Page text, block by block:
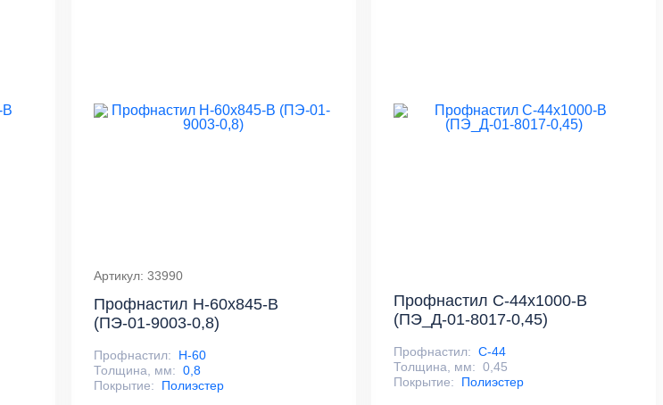
Артикул: 33990
Профнастил Н-60x845-B
(ПЭ-01-9003-0,8)
Профнастил:
Н-60
Толщина, мм: 0,8
Покрытие:
Полиэстер
Профнастил С-44x1000-B
(ПЭ_Д-01-8017-0,45)
Профнастил: С-44
Толщина, мм: 0,45
Покрытие:
Полиэстер